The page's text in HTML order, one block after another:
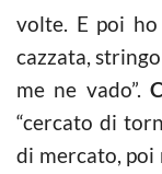
volte. E poi
cazzata,
me ne vado”.
“cercato di
di mercato,